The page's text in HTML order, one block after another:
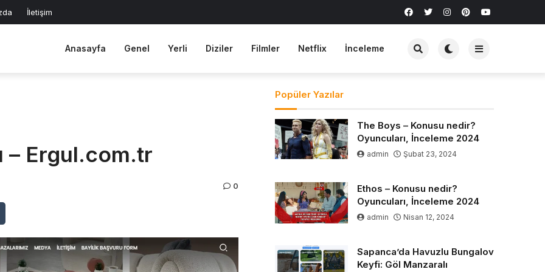
İletişim
Anasayfa Genel Yerli Diziler Filmler Netflix İnceleme
– Ergul.com.tr
0
Popüler Yazılar
The Boys – Konusu nedir?
Oyuncuları, İnceleme 2024
admin Şubat 23, 2024
Ethos – Konusu nedir?
Oyuncuları, İnceleme 2024
admin Nisan 12, 2024
Sapanca’da Havuzlu Bungalov
Keyfi: Göl Manzaralı